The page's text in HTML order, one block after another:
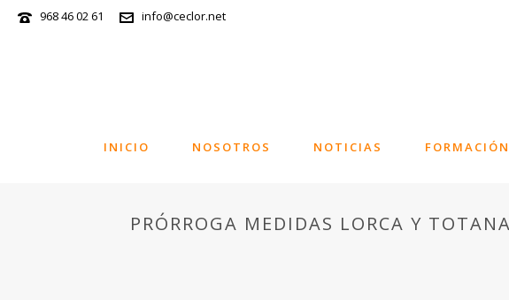
968 46 02 61 info@ceclor.net
INICIO NOSOTROS NOTICIAS FORMACIÓN
PRÓRROGA MEDIDAS LORCA Y TOTANA